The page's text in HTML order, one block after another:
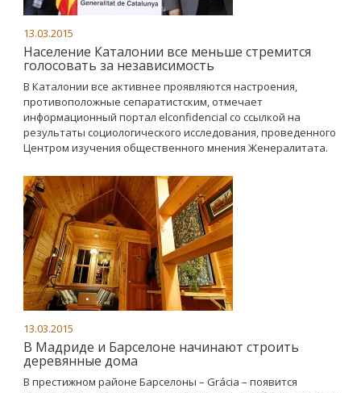
13.03.2015
Население Каталонии все меньше стремится
голосовать за независимость
В Каталонии все активнее проявляются настроения,
противоположные сепаратистским, отмечает
информационный портал elconfidencial со ссылкой на
результаты социологического исследования, проведенного
Центром изучения общественного мнения Женералитата.
13.03.2015
В Мадриде и Барселоне начинают строить
деревянные дома
В престижном районе Барселоны – Grácia – появится